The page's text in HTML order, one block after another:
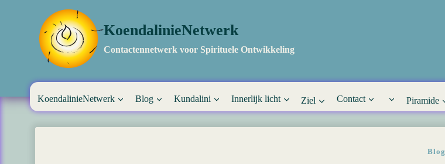
KoendalinieNetwerk
Contactennetwerk voor Spirituele Ontwikkeling
KoendalinieNetwerk Blog Kundalini Innerlijk licht Ziel Contact Piramide
Blog